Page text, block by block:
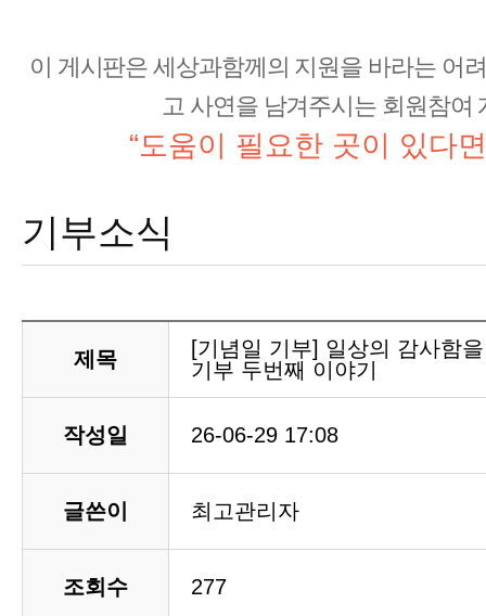
이 게시판은 세상과함께의 지원을 바라는 어
고 사연을 남겨주시는 회원참여
“도움이 필요한 곳이 있다
기부소식
제목
[기념일 기부] 일상의 감사함
기부 두번째 이야기
작성일 26-06-29 17:08
글쓴이 최고관리자
조회수 277